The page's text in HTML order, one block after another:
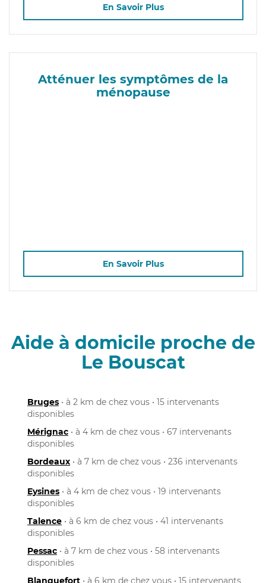
En Savoir Plus
Atténuer les symptômes de la
ménopause
En Savoir Plus
Aide à domicile proche de
Le Bouscat
Bruges • à 2 km de chez vous • 15 intervenants
disponibles
Mérignac • à 4 km de chez vous • 67 intervenants
disponibles
Bordeaux • à 7 km de chez vous • 236 intervenants
disponibles
Eysines • à 4 km de chez vous • 19 intervenants
disponibles
Talence • à 6 km de chez vous • 41 intervenants
disponibles
Pessac • à 7 km de chez vous • 58 intervenants
disponibles
Blanquefort • à 6 km de chez vous • 15 intervenants